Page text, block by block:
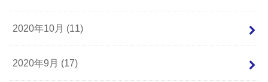
2020年10月 (11)
2020年9月 (17)